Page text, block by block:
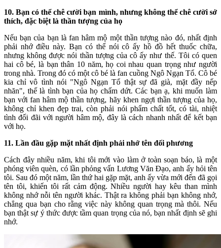
10. Bạn có thể chê cười bạn mình, nhưng không thể chê cười sở
thích, đặc biệt là thần tượng của họ
Nếu bạn của bạn là fan hâm mộ một thần tượng nào đó, nhất định
phải nhớ điều này. Bạn có thể nói cô ấy hồ đồ hết thuốc chữa,
nhưng không được nói thần tượng của cô ấy như thế. Tôi có quen
hai cô bé, là bạn thân 10 năm, họ coi nhau quan trọng như người
trong nhà. Trong đó có một cô bé là fan cuồng Ngô Ngạn Tổ. Cô bé
kia chỉ vô tình nói "Ngô Ngạn Tổ thật sự đã già, mặt đầy nếp
nhăn", thế là tình bạn của họ chấm dứt. Các bạn ạ, khi muốn làm
bạn với fan hâm mộ thần tượng, hãy khen ngợi thần tượng của họ,
không chỉ khen đẹp trai, còn phải nói phẩm chất tốt, có tài, nhiệt
tình đối đãi với người hâm mộ, đây là cách nhanh nhất để kết bạn
với họ.
11. Lần đầu gặp mặt nhất định phải nhớ tên đối phương
Cách đây nhiều năm, khi tôi mới vào làm ở toàn soạn báo, là một
phóng viên quèn, có lần phỏng vấn Lương Văn Đạo, anh ấy hỏi tên
tôi. Sau đó một năm, lần thứ hai gặp mặt, anh ấy vừa mới đến đã gọi
tên tôi, khiến tôi rất cảm động. Nhiều người hay kêu than mình
không nhớ nỗi tên người khác. Thật ra không phải bạn không nhớ,
chẳng qua bạn cho rằng việc này không quan trọng mà thôi. Nếu
bạn thật sự ý thức được tầm quan trọng của nó, bạn nhất định sẽ ghi
nhớ.